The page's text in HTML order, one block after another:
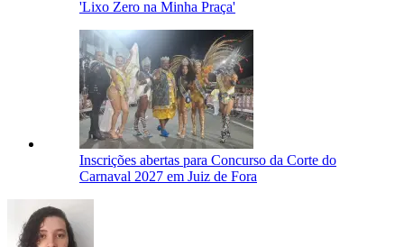
'Lixo Zero na Minha Praça'
Inscrições abertas para Concurso da Corte do
Carnaval 2027 em Juiz de Fora